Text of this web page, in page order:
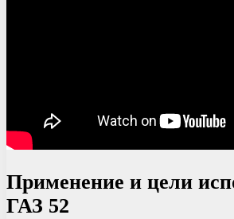
Применение и цели
ГАЗ 52